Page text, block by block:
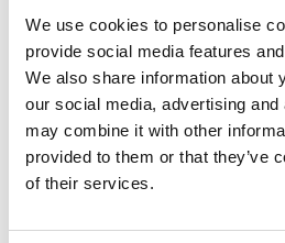
We use cookies to personalise
provide social media features
We also share information about
our social media, advertising
may combine it with other
provided to them or that they’ve
of their services.
För hela
2024 stod Varbergs nya butik och
ett av Sveriges mest välsorterade
både dig som konsument och